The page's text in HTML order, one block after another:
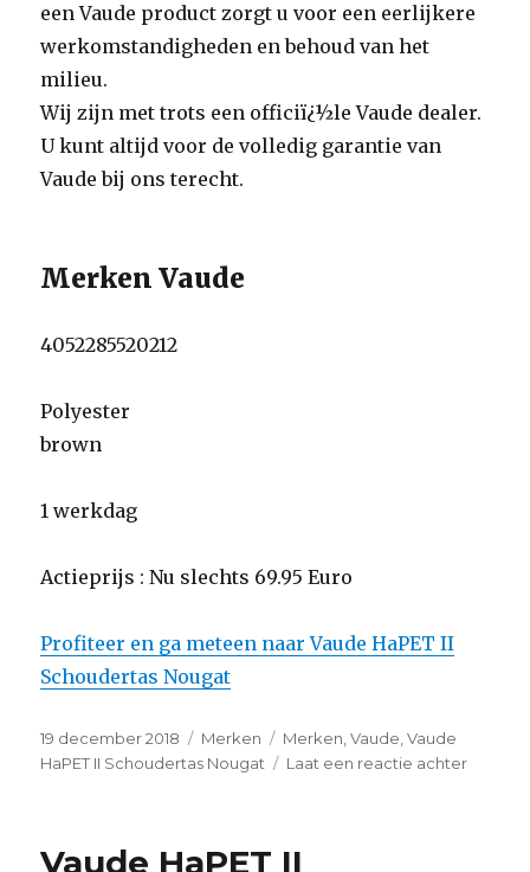
een Vaude product zorgt u voor een eerlijkere
werkomstandigheden en behoud van het
milieu.
Wij zijn met trots een officiï¿½le Vaude dealer.
U kunt altijd voor de volledig garantie van
Vaude bij ons terecht.
Merken Vaude
4052285520212
Polyester
brown
1 werkdag
Actieprijs : Nu slechts 69.95 Euro
Profiteer en ga meteen naar Vaude HaPET II
Schoudertas Nougat
Geplaatst
op
19 december 2018 Categorieën
Merken Tags
Merken,Vaude,Vaude
HaPET II Schoudertas Nougat
Laat een reactie achter
Vaude HaPET II